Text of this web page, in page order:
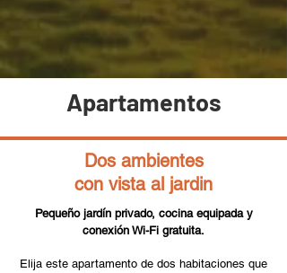
Apartamentos
Dos ambientes
con vista al jardin
Pequeño jardín privado, cocina equipada y
conexión Wi-Fi gratuita.
Elija este apartamento de dos habitaciones que